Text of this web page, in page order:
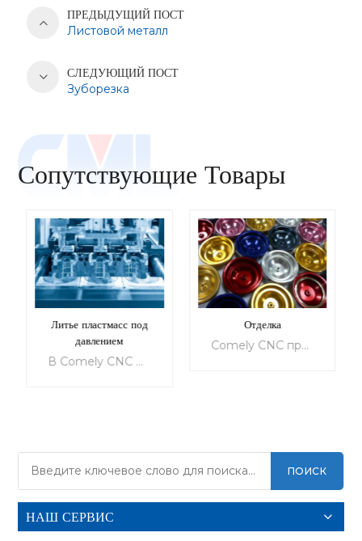
ПРЕДЫДУЩИЙ ПОСТ
Листовой металл
СЛЕДУЮЩИЙ ПОСТ
Зуборезка
Сопутствующие Товары
Литье пластмасс под
давлением
В Comely CNC мы гордимся своей способностью предлагать первоклассные услуги по литью пластмасс под давлением для предприятий в различных отраслях. Наша команда экспертов обладает знаниями и опытом, необходимыми для того, чтобы каждый проект, за который мы беремся, был адаптирован к конкретным потребностям наших клиентов. Мы инвестировали в самое современное оборудование и технологии, чтобы гарантировать, что наши внутренние мощности всегда на должном уровне, что позволяет нам предлагать быстрое литье под давлением и производство по требованию.
БОЛЬШЕ
Отделка
Comely CNC предоставляет широкий спектр услуг по чистовой обработке для повышения качества ваших деталей. Наши услуги адаптированы для удовлетворения ваших конкретных потребностей, будь то внешний вид, механические, тепловые, электрические или другие функциональные требования. Мы предлагаем широкий спектр стандартных и индивидуальных отделочных услуг для всех типов материалов, включая пластик и металл. Наши услуги предназначены для защиты текстуры поверхности ваших деталей и улучшения их функциональности и эргономики, что делает их более подходящими для повседневного использования. Выберите один из наших различных вариантов отделки, включая 3D-печать, литье под давлением, литье под давлением, детали из листового металла, вакуумное литье и экструдированный алюминий, чтобы придать вашим продуктам идеальный завершающий штрих.
ПОИСК
НАШ СЕРВИС